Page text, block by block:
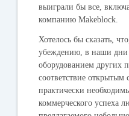
выиграли бы все,
компанию Makeblock.
Хотелось бы сказать,
убеждению, в наши дни
оборудованием других
соответствие открытым
практически
коммерческого успеха